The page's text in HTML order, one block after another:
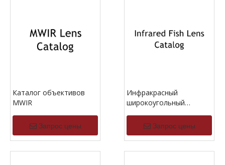
Каталог объективов
MWIR
Запрос цены
Инфракрасный
широкоугольный
Запрос цены